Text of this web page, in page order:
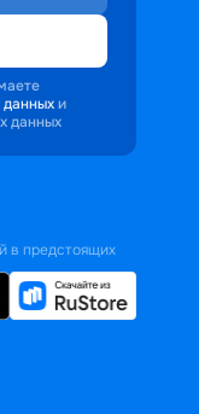
данных и
данных
в предстоящих